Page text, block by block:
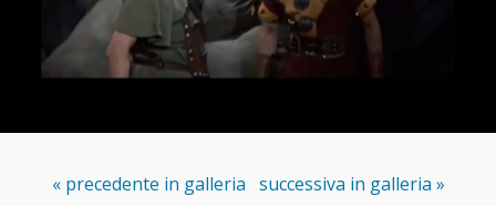
« precedente in galleria successiva in galleria »